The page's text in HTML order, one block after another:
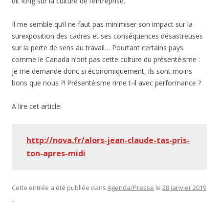
Il me semble qu’il ne faut pas minimiser son impact sur la
surexposition des cadres et ses conséquences désastreuses
sur la perte de sens au travail… Pourtant certains pays
comme le Canada n’ont pas cette culture du présentéisme :
je me demande donc si économiquement, ils sont moins
bons que nous ?! Présentéisme rime t-il avec performance ?
A lire cet article:
http://nova.fr/alors-jean-claude-tas-pris-
ton-apres-midi
Cette entrée a été publiée dans Agenda/Presse le 28 janvier 2019
.